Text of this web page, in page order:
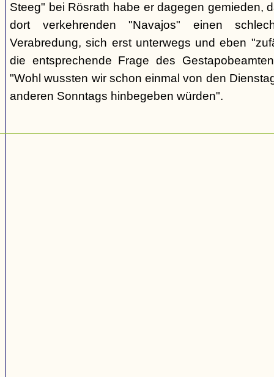
Steeg" bei Rösrath habe er dagegen gemieden,
dort verkehrenden "Navajos" einen
Verabredung, sich erst unterwegs und eben
die entsprechende Frage des
"Wohl wussten wir schon einmal von den
anderen Sonntags hinbegeben würden".